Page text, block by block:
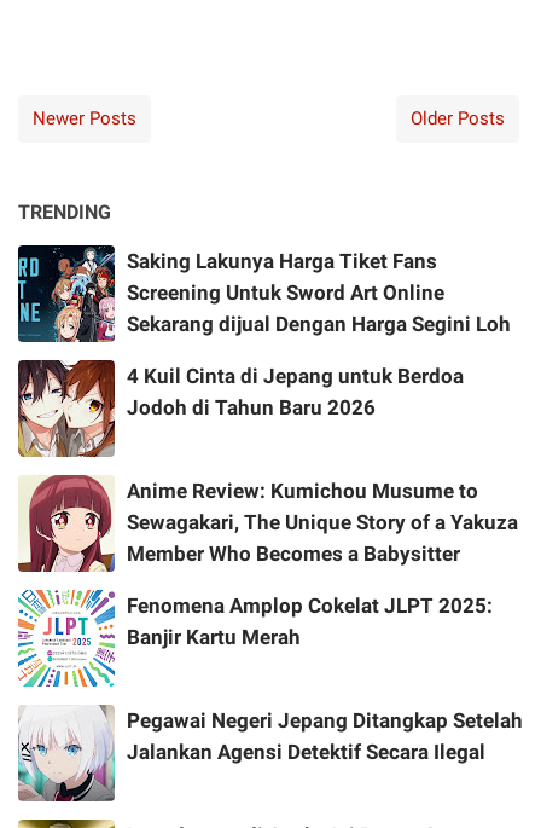
Newer Posts Older Posts
TRENDING
Saking Lakunya Harga Tiket Fans
Screening Untuk Sword Art Online
Sekarang dijual Dengan Harga Segini Loh
4 Kuil Cinta di Jepang untuk Berdoa
Jodoh di Tahun Baru 2026
Anime Review: Kumichou Musume to
Sewagakari, The Unique Story of a Yakuza
Member Who Becomes a Babysitter
Fenomena Amplop Cokelat JLPT 2025:
Banjir Kartu Merah
Pegawai Negeri Jepang Ditangkap Setelah
Jalankan Agensi Detektif Secara Ilegal